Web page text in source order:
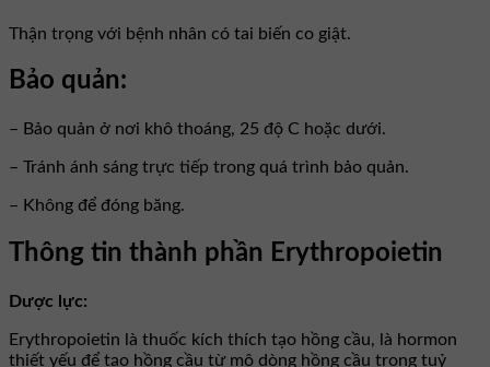
Thận trọng với bệnh nhân có tai biến co giật.
Bảo quản:
– Bảo quản ở nơi khô thoáng, 25 độ C hoặc dưới.
– Tránh ánh sáng trực tiếp trong quá trình bảo quản.
– Không để đóng băng.
Thông tin thành phần Erythropoietin
Dược lực:
Erythropoietin là thuốc kích thích tạo hồng cầu, là hormon
thiết yếu để tạo hồng cầu từ mô dòng hồng cầu trong tuỷ